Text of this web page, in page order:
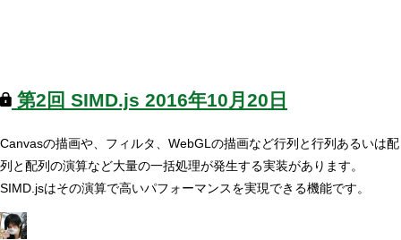
第2回 SIMD.js 2016年10月20日
Canvasの描画や、フィルタ、WebGLの描画など行列と行列あるいは配
列と配列の演算など大量の一括処理が発生する実装があります。
SIMD.jsはその演算で高いパフォーマンスを実現できる機能です。